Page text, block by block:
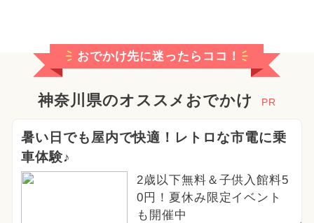
おでかけ先に迷ったらココ！
神奈川県のオススメおでかけ PR
暑い日でも屋内で快適！レトロな市電に乗
車体験♪
2歳以下無料＆子供入館料5
0円！夏休み限定イベント
も開催中